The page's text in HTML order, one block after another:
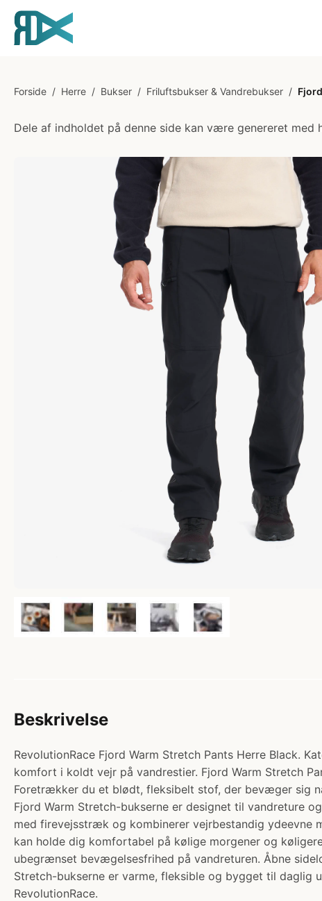
Forside / Herre / Bukser / Friluftsbukser & Vandrebukser /
Dele af indholdet på denne side kan være genereret med
Beskrivelse
RevolutionRace Fjord Warm Stretch Pants Herre Black.
komfort i koldt vejr på vandrestier. Fjord Warm Stretch
Foretrækker du et blødt, fleksibelt stof, der bevæger sig
Fjord Warm Stretch-bukserne er designet til vandreture
med firevejsstræk og kombinerer vejrbestandig ydeevne
kan holde dig komfortabel på kølige morgener og
ubegrænset bevægelsesfrihed på vandreturen. Åbne
Stretch-bukserne er varme, fleksible og bygget til daglig
RevolutionRace.